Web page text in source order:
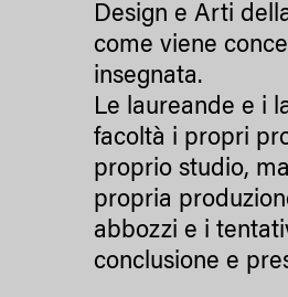
Design e Arti
come viene
insegnata.
Le laureande e i
facoltà i propri
proprio studio,
propria
abbozzi e i
conclusione e